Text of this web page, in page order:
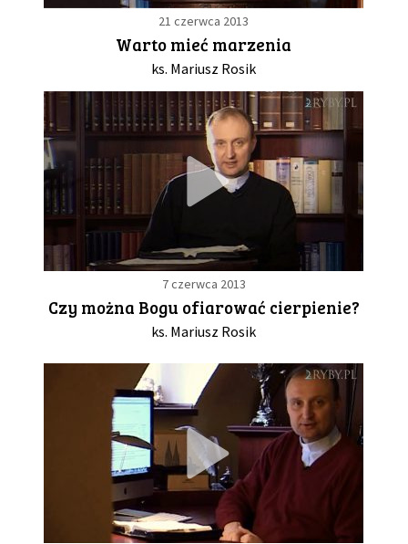
21 czerwca 2013
Warto mieć marzenia
ks. Mariusz Rosik
7 czerwca 2013
Czy można Bogu ofiarować cierpienie?
ks. Mariusz Rosik